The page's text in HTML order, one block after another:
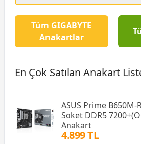
Tüm GIGABYTE
Anakartlar
En Çok Satılan Anakart
ASUS Prime B650M-
Soket DDR5
Anakart
4.899 TL